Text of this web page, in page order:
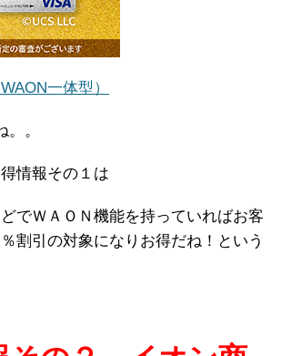
一体型）
。
情報その１は
でＷＡＯＮ機能を持っていればお客
割引の対象になりお得だね！という